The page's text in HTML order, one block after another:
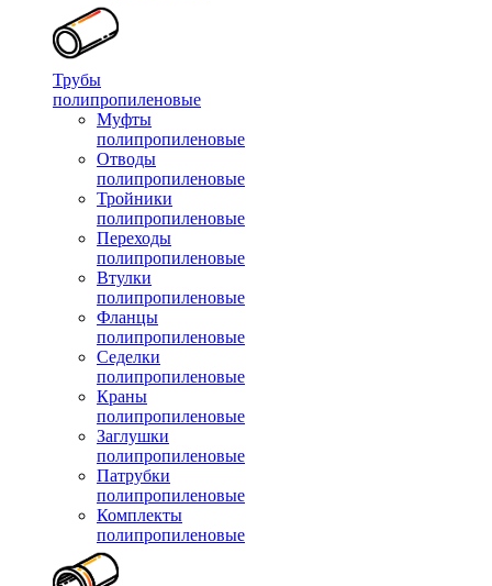
Трубы
полипропиленовые
Муфты
полипропиленовые
Отводы
полипропиленовые
Тройники
полипропиленовые
Переходы
полипропиленовые
Втулки
полипропиленовые
Фланцы
полипропиленовые
Седелки
полипропиленовые
Краны
полипропиленовые
Заглушки
полипропиленовые
Патрубки
полипропиленовые
Комплекты
полипропиленовые